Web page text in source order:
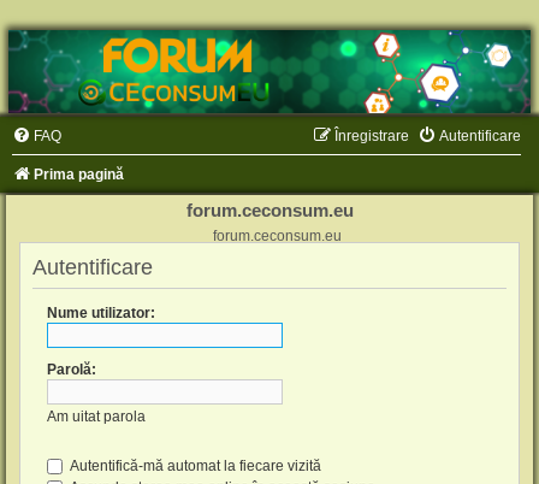
FAQ Autentificare
Înregistrare
Prima pagină
forum.ceconsum.eu
forum.ceconsum.eu
Autentificare
Nume utilizator:
Parolă:
Am uitat parola
Autentifică-mă automat la fiecare vizită